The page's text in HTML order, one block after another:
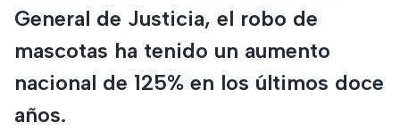
General de Justicia, el robo de
mascotas ha tenido un aumento
nacional de 125% en los últimos doce
años.